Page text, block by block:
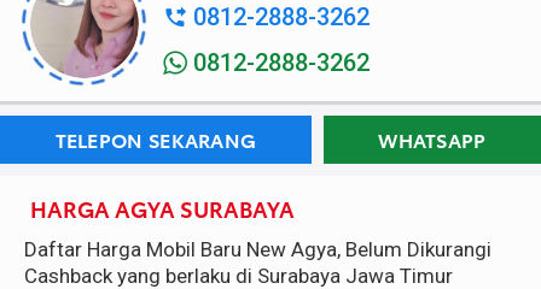
0812-2888-3262
0812-2888-3262
TELEPON SEKARANG WHATSAPP
HARGA AGYA SURABAYA
Daftar Harga Mobil Baru New Agya, Belum Dikurangi
Cashback yang berlaku di Surabaya Jawa Timur